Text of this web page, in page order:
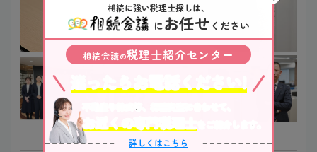
相続に強い税理士探しは、
にお任せ ください
相続会議の税理士紹介センター
不動産や株式等、相続資産に合わせて、
お近くの専門税理士
をご紹介します。
詳しくはこちら